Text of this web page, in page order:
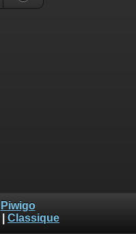
Piwigo
Classique